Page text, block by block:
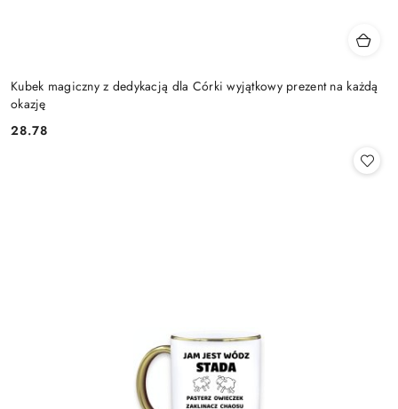
Kubek magiczny z dedykacją dla Córki wyjątkowy prezent na każdą
okazję
Cena:
28.78